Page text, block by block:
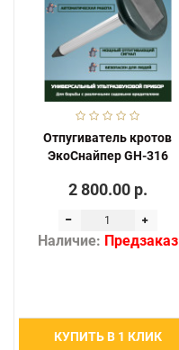
Отпугиватель кротов
ЭкоСнайпер GH-316
2 800.00 р.
Наличие: Предзаказ
КУПИТЬ В 1 КЛИК